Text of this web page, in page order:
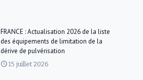
FRANCE : Actualisation 2026 de la liste
des équipements de limitation de la
dérive de pulvérisation
15 juillet 2026